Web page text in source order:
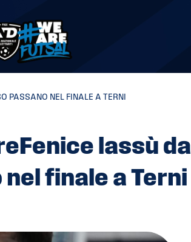
PASSANO NEL FINALE A TERNI
lassù da
finale a Terni